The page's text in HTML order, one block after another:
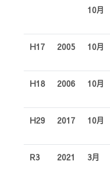
10月
H17 2005 10月
H18 2006 10月
H29 2017 10月
R3 2021 3月